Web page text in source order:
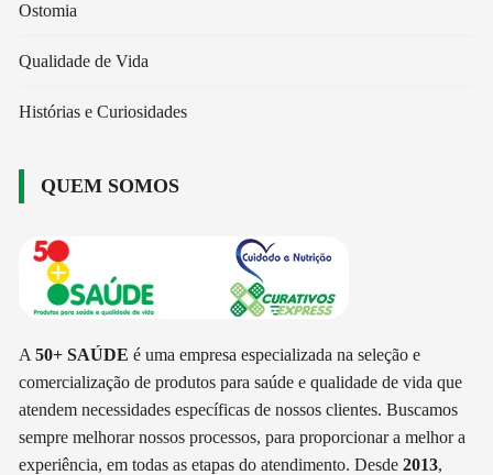
Ostomia
Qualidade de Vida
Histórias e Curiosidades
QUEM SOMOS
A50+ SAÚDE é uma empresa especializada na seleção e
comercialização de produtos para saúde e qualidade de vida que
atendem necessidades específicas de nossos clientes. Buscamos
sempre melhorar nossos processos, para proporcionar a melhor a
experiência, em todas as etapas do atendimento. Desde2013,